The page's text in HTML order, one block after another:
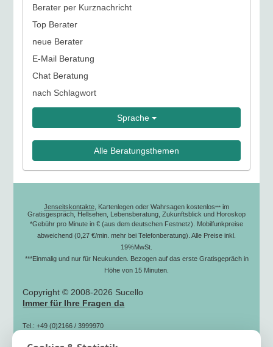
Berater per Kurznachricht
Top Berater
neue Berater
E-Mail Beratung
Chat Beratung
nach Schlagwort
Sprache
Alle Beratungsthemen
Jenseitskontakte , Kartenlegen oder Wahrsagen kostenlos*** im
Gratisgespräch, Hellsehen, Lebensberatung, Zukunftsblick und Horoskop
*Gebühr pro Minute in € (aus dem deutschen Festnetz). Mobilfunkpreise
abweichend (0,27 €/min. mehr bei Telefonberatung). Alle Preise inkl.
19%MwSt.
***Einmalig und nur für Neukunden. Bezogen auf das erste Gratisgepräch in
Höhe von 15 Minuten.
Copyright © 2008-2026 Sucello
Immer für Ihre Fragen da
Tel.: +49 (0)2166 / 3999970